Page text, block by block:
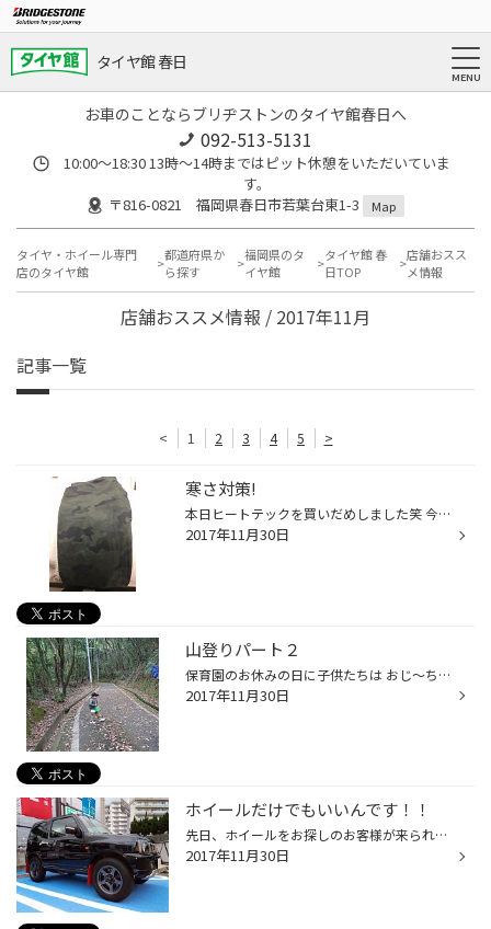
タイヤ館 春日
お車のことならブリヂストンのタイヤ館春日へ
092-513-5131
10:00～18:30 13時〜14時まではピット休憩をいただいていま
す。
〒816-0821 福岡県春日市若葉台東1-3
Map
タイヤ・ホイール専門
店のタイヤ館
都道府県か
ら探す
福岡県のタ
イヤ館
タイヤ館 春
日TOP
店舗おスス
メ情報
店舗おススメ情報 / 2017年11月
記事一覧
< 1 2 3 4 5 >
寒さ対策!
本日ヒートテックを買いだめしました笑 今年は寒くなるらしいので体調には気をつけないと笑
2017年11月30日
山登りパート２
保育園のお休みの日に子供たちは おじ～ちゃんとおば～ちゃんと いつも保育園で登ってる 山に登りに行きました！ 息子はいつも行き慣れてるからか 先頭でこっちだよ～と誘導しながら 頑張って登っていたみたいです(о´∀`о) 妹も頑張って少しは歩いたらしいのですが ほぼパパの抱っこだったそうです(...
2017年11月30日
ホイールだけでもいいんです！！
先日、ホイールをお探しのお客様が来られましたが、まだタイヤの溝もあり全然使えるので 「タイヤが減ってきたらホイール買いに来ます」と言われました。 私が「タイヤは今のをそのまま使って、ホイールだけ交換するってのも出来ますよ」と言うと 「えっ、そうなんですか～」と言われていました。 ...
2017年11月30日